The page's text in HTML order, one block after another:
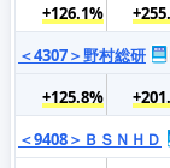
+126.1%
＜4307＞野村総研
+125.8%
＜9408＞ＢＳＮＨＤ